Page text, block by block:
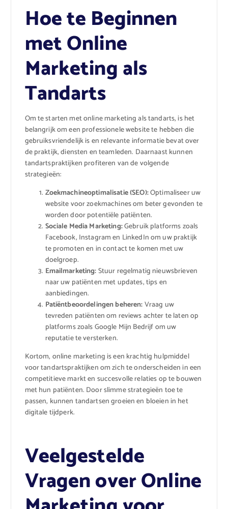
Hoe te Beginnen
met Online
Marketing als
Tandarts
Om te starten met online marketing als tandarts, is het
belangrijk om een professionele website te hebben die
gebruiksvriendelijk is en relevante informatie bevat over
de praktijk, diensten en teamleden. Daarnaast kunnen
tandartspraktijken profiteren van de volgende
strategieën:
Zoekmachineoptimalisatie (SEO):Optimaliseer uw
website voor zoekmachines om beter gevonden te
worden door potentiële patiënten.
Sociale Media Marketing:Gebruik platforms zoals
Facebook, Instagram en LinkedIn om uw praktijk
te promoten en in contact te komen met uw
doelgroep.
Emailmarketing:Stuur regelmatig nieuwsbrieven
naar uw patiënten met updates, tips en
aanbiedingen.
Patiëntbeoordelingen beheren:Vraag uw
tevreden patiënten om reviews achter te laten op
platforms zoals Google Mijn Bedrijf om uw
reputatie te versterken.
Kortom, online marketing is een krachtig hulpmiddel
voor tandartspraktijken om zich te onderscheiden in een
competitieve markt en succesvolle relaties op te bouwen
met hun patiënten. Door slimme strategieën toe te
passen, kunnen tandartsen groeien en bloeien in het
digitale tijdperk.
Veelgestelde
Vragen over Online